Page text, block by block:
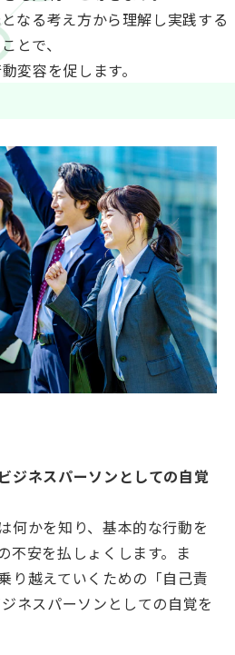
なる考え方から理解し実践する
ことで、
変容を促します。
ジネスパーソンとしての自覚
何かを知り、基本的な行動を
不安を払しょくします。ま
り越えていくための「自己責
ネスパーソンとしての自覚を